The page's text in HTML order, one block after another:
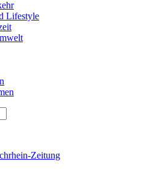
Lifestyle